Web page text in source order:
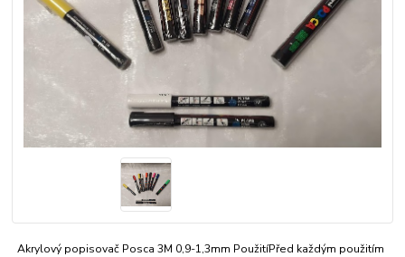
Akrylový popisovač Posca 3M 0,9-1,3mm PoužitíPřed každým použitím